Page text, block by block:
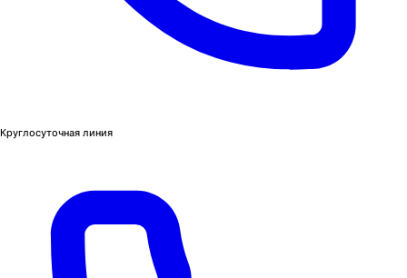
Круглосуточная линия